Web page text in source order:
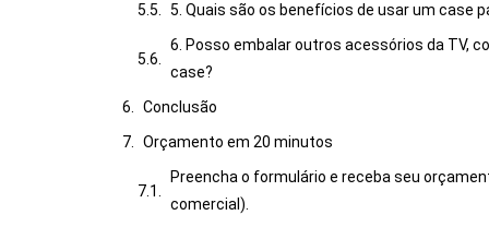
5. Quais são os benefícios de usar um case
6. Posso embalar outros acessórios da TV,
case?
Conclusão
Orçamento em 20 minutos
Preencha o formulário e receba seu
comercial).